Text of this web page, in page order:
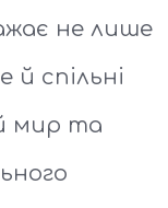
не лише
й спільні
мир та